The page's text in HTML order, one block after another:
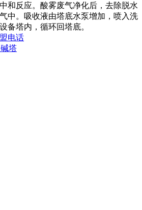
和反应。酸雾废气净化后，去除脱水
中。吸收液由塔底水泵增加，喷入洗
备塔内，循环回塔底。
电话
塔